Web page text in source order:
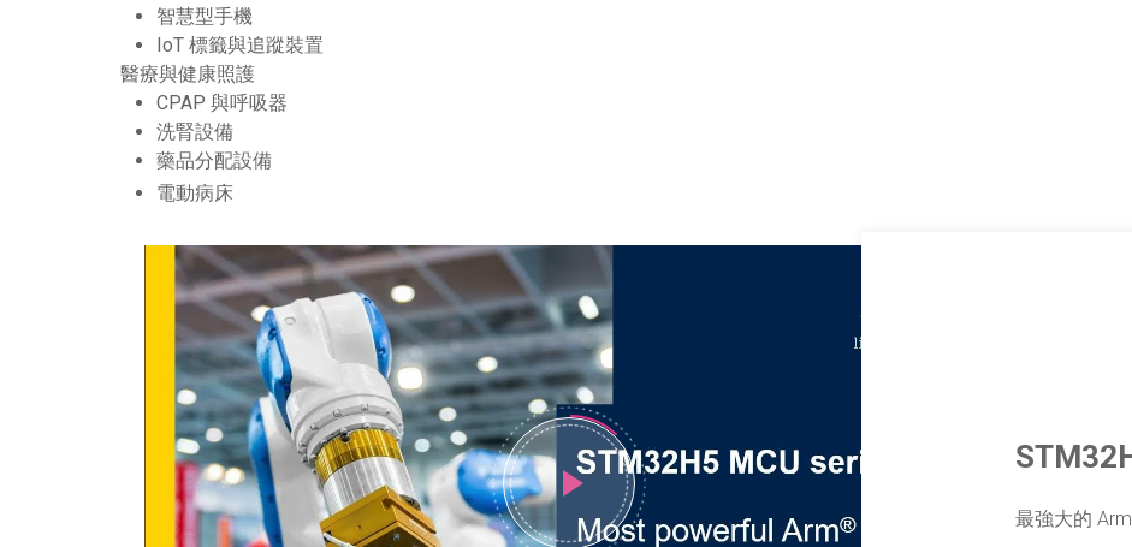
智慧型手機
IoT 標籤與追蹤裝置
醫療與健康照護
CPAP 與呼吸器
洗腎設備
藥品分配設備
電動病床
最強大的